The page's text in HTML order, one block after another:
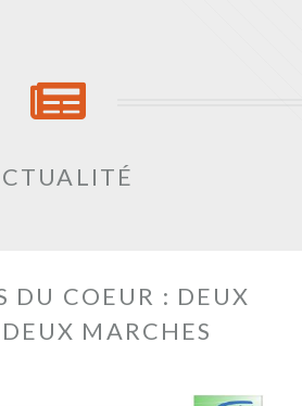
DU COEUR : DEUX
MARCHES